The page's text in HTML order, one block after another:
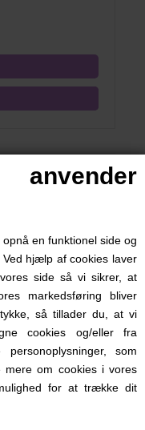
en funktionel side og
hjælp af cookies laver
side så vi sikrer, at
markedsføring bliver
så tillader du, at vi
cookies og/eller fra
som
om cookies i vores
for at trække dit